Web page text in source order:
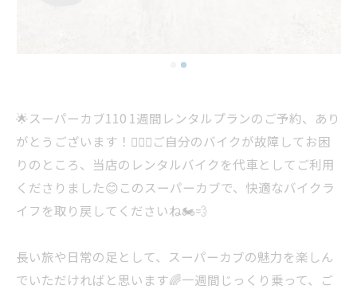
🌟スーパーカブ110 1週間レンタルプランのご予約、あり
がとうございます！🚴‍♂️✨ご自分のバイクが故障してお困
りのところ、当店のレンタルバイクを代車としてご利用
くださりました😊このスーパーカブで、快適なバイクラ
イフを取り戻してくださいね🏍️💨
長い旅や日常の足として、スーパーカブの魅力を楽しん
でいただければと思います🌈一週間じっくり乗って、ご